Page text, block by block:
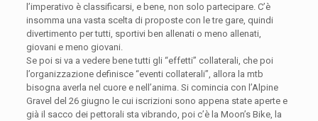
l’imperativo è classificarsi, e bene, non solo partecipare. C’è
insomma una vasta scelta di proposte con le tre gare, quindi
divertimento per tutti, sportivi ben allenati o meno allenati,
giovani e meno giovani.
Se poi si va a vedere bene tutti gli “effetti” collaterali, che poi
l’organizzazione definisce “eventi collaterali”, allora la mtb
bisogna averla nel cuore e nell’anima. Si comincia con l’Alpine
Gravel del 26 giugno le cui iscrizioni sono appena state aperte e
già il sacco dei pettorali sta vibrando, poi c’è la Moon’s Bike, la